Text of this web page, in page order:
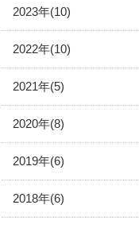
2023年(10)
2022年(10)
2021年(5)
2020年(8)
2019年(6)
2018年(6)